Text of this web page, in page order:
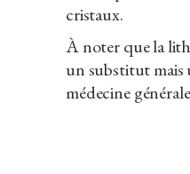
cristaux.
À noter que la
un substitut mais
médecine